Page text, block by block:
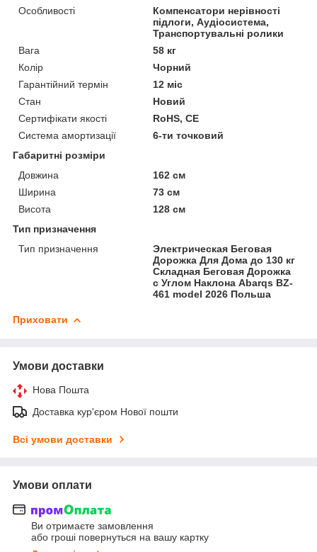
Особливості
Компенсатори нерівності
підлоги, Аудіосистема,
Транспортувальні ролики
Вага
58 кг
Колір
Чорний
Гарантійний термін
12 міс
Стан
Новий
Сертифікати якості
RoHS, CE
Система амортизації
6-ти точковий
Габаритні розміри
Довжина
162 см
Ширина
73 см
Висота
128 см
Тип призначення
Тип призначення
Электрическая Беговая
Дорожка Для Дома до 130 кг
Складная Беговая Дорожка
с Углом Наклона Abarqs BZ-
461 model 2026 Польша
Приховати
Умови доставки
Нова Пошта
Доставка кур'єром Нової пошти
Всі умови доставки
Умови оплати
Ви отримаєте замовлення
або гроші повернуться на вашу картку